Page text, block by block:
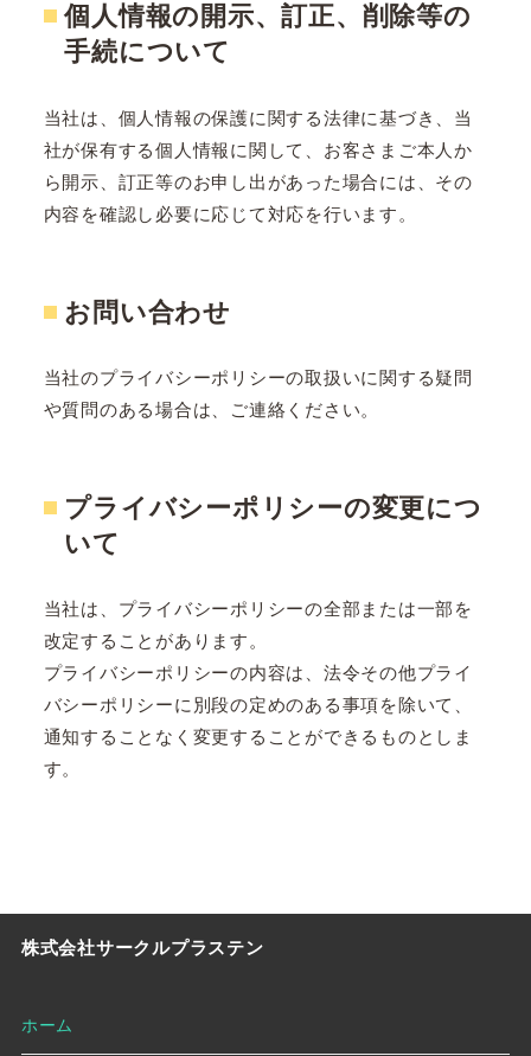
個人情報の開示、訂正、削除等の
手続について
当社は、個人情報の保護に関する法律に基づき、当
社が保有する個人情報に関して、お客さまご本人か
ら開示、訂正等のお申し出があった場合には、その
内容を確認し必要に応じて対応を行います。
お問い合わせ
当社のプライバシーポリシーの取扱いに関する疑問
や質問のある場合は、ご連絡ください。
プライバシーポリシーの変更につ
いて
当社は、プライバシーポリシーの全部または一部を
改定することがあります。
プライバシーポリシーの内容は、法令その他プライ
バシーポリシーに別段の定めのある事項を除いて、
通知することなく変更することができるものとしま
す。
株式会社サークルプラステン
ホーム